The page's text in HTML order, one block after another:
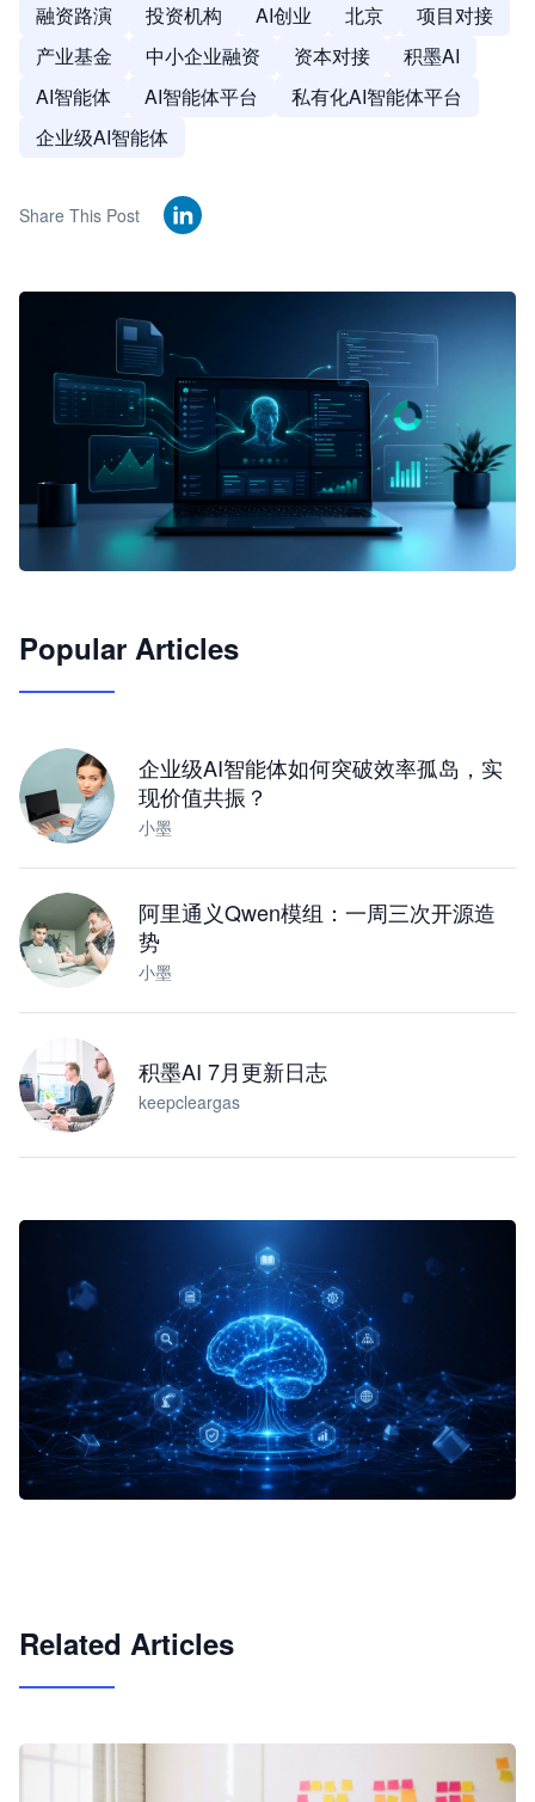
融资路演 投资机构 AI创业 北京
项目对接
产业基金
中小企业融资 资本对接
积墨AI
AI智能体
AI智能体平台
私有化AI智能体平台
企业级AI智能体
Share This Post
JimoClaw 桌面 AI Agent 工作台
Popular Articles
企业级AI智能体如何突破效率孤岛，实
现价值共振？
小墨
阿里通义Qwen模组：一周三次开源造
势
小墨
积墨AI 7月更新日志
keepcleargas
Related Articles